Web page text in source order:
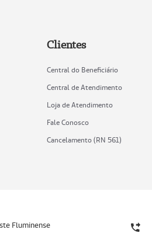
Clientes
Central do Beneficiário
Central de Atendimento
Loja de Atendimento
Fale Conosco
Cancelamento (RN 561)
Fluminense